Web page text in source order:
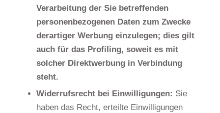
Verarbeitung der Sie betreffenden
personenbezogenen Daten zum Zwecke
derartiger Werbung einzulegen; dies gilt
auch für das Profiling, soweit es mit
solcher Direktwerbung in Verbindung
steht.
Widerrufsrecht bei Einwilligungen: Sie
haben das Recht, erteilte Einwilligungen